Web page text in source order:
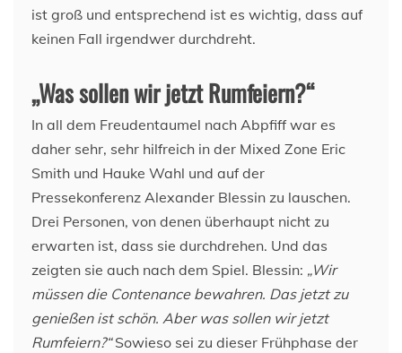
ist groß und entsprechend ist es wichtig, dass auf
keinen Fall irgendwer durchdreht.
„Was sollen wir jetzt Rumfeiern?“
In all dem Freudentaumel nach Abpfiff war es
daher sehr, sehr hilfreich in der Mixed Zone Eric
Smith und Hauke Wahl und auf der
Pressekonferenz Alexander Blessin zu lauschen.
Drei Personen, von denen überhaupt nicht zu
erwarten ist, dass sie durchdrehen. Und das
zeigten sie auch nach dem Spiel. Blessin: „Wir
müssen die Contenance bewahren. Das jetzt zu
genießen ist schön. Aber was sollen wir jetzt
Rumfeiern?“Sowieso sei zu dieser Frühphase der